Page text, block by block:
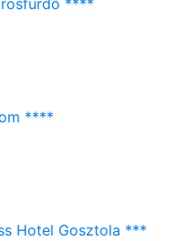
****
****
Hotel Gosztola ***